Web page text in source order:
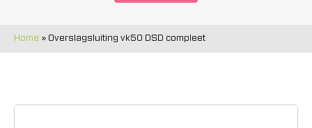
Home » Overslagsluiting vk50 DSD compleet